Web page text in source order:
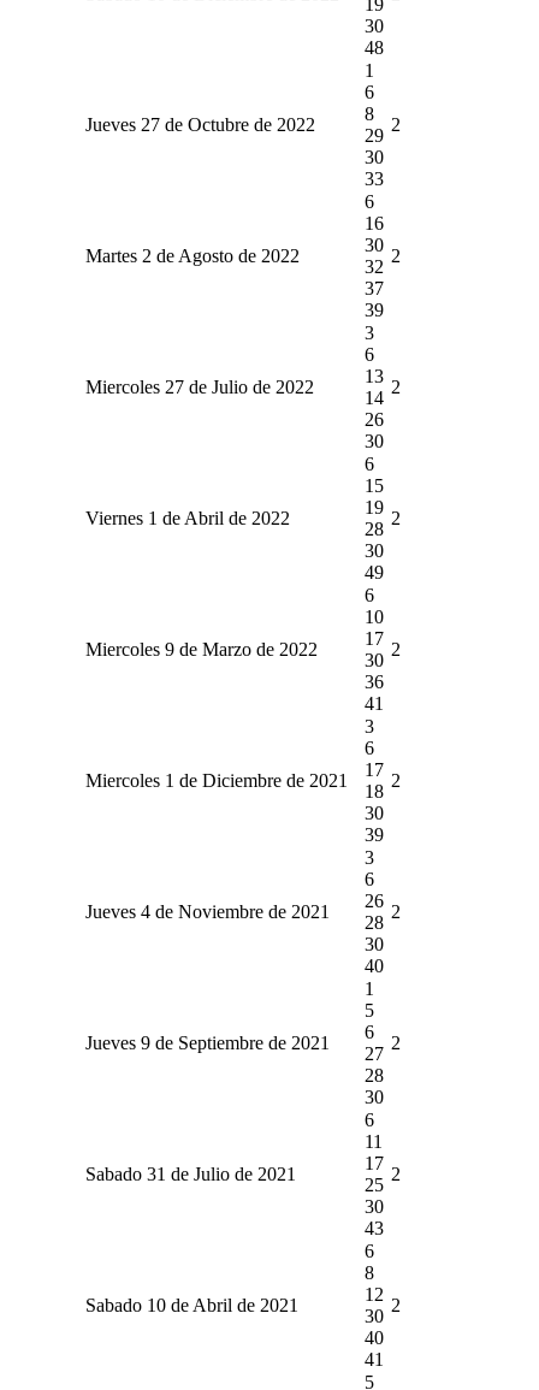
30
48
Jueves 27 de Octubre de 2022
1
6
8
29
30
33
2
Martes 2 de Agosto de 2022
6
16
30
32
37
39
2
Miercoles 27 de Julio de 2022
3
6
13
14
26
30
2
Viernes 1 de Abril de 2022
6
15
19
28
30
49
2
Miercoles 9 de Marzo de 2022
6
10
17
30
36
41
2
Miercoles 1 de Diciembre de 2021
3
6
17
18
30
39
2
Jueves 4 de Noviembre de 2021
3
6
26
28
30
40
2
Jueves 9 de Septiembre de 2021
1
5
6
27
28
30
2
Sabado 31 de Julio de 2021
6
11
17
25
30
43
2
Sabado 10 de Abril de 2021
6
8
12
30
40
41
2
5